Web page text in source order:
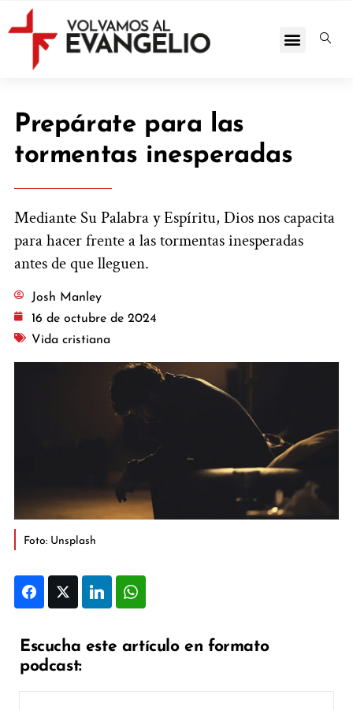
Prepárate para las
tormentas inesperadas
Mediante Su Palabra y Espíritu, Dios nos capacita
para hacer frente a las tormentas inesperadas
antes de que lleguen.
Josh Manley
16 de octubre de 2024
Vida cristiana
Foto: Unsplash
FacebookTwitter LinkedIn
Escucha este artículo en formato
podcast: